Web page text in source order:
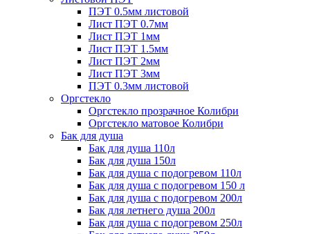
ПЭТ 0.5мм листовой
Лист ПЭТ 0.7мм
Лист ПЭТ 1мм
Лист ПЭТ 1.5мм
Лист ПЭТ 2мм
Лист ПЭТ 3мм
ПЭТ 0.3мм листовой
Оргстекло
Оргстекло прозрачное Колибри
Оргстекло матовое Колибри
Бак для душа
Бак для душа 110л
Бак для душа 150л
Бак для душа с подогревом 110л
Бак для душа с подогревом 150 л
Бак для душа с подогревом 200л
Бак для летнего душа 200л
Бак для душа с подогревом 250л